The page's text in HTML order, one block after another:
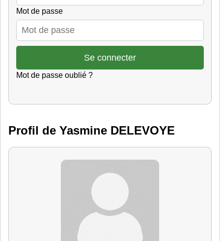
Mot de passe
Mot de passe oublié ?
Profil de Yasmine DELEVOYE